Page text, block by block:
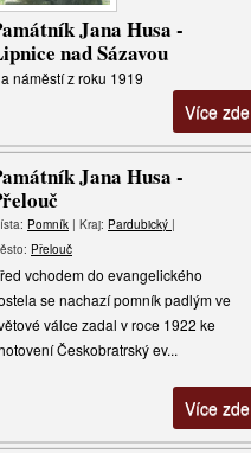
Jana Husa -
nad Sázavou
náměstí z roku 1919
Více zde
Jana Husa -
Pomník | Kraj: Pardubický |
Přelouč
vchodem do evangelického
se nachazí pomník padlým ve
válce zadal v roce 1922 ke
Českobratrský ev...
Více zde